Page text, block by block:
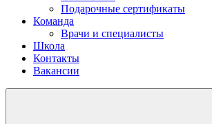
Подарочные сертификаты
Команда
Врачи и специалисты
Школа
Контакты
Вакансии